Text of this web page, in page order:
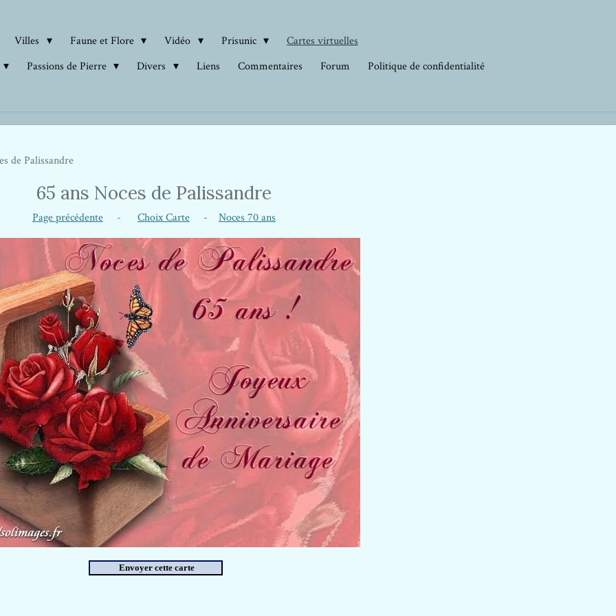
Villes Faune et Flore Vidéo Prisunic
Cartes virtuelles
Passions de Pierre Divers Liens Commentaires Forum
Politique de confidentialité
de Palissandre
65 ans Noces de Palissandre
Page précédente - Choix Carte - Noces 70 ans